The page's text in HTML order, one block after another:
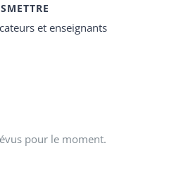
et enseignants
pour le moment.